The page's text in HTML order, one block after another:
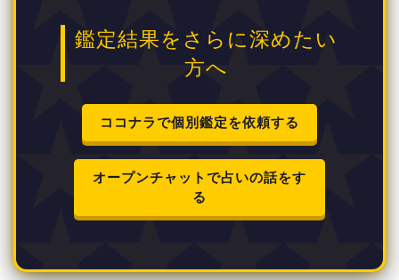
鑑定結果をさらに深めたい
方へ
ココナラで個別鑑定を依頼する
オープンチャットで占いの話をす
る